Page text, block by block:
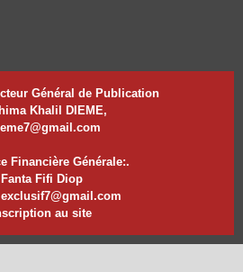
Général de Publication
Khalil DIEME,
Financière Générale:.
Fanta Fifi Diop
au site